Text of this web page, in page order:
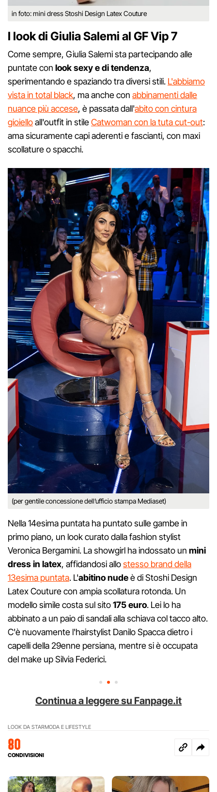
in foto: mini dress Stoshi Design Latex Couture
I look di Giulia Salemi al GF Vip 7
Come sempre, Giulia Salemi sta partecipando alle
puntate con look sexy e di tendenza,
sperimentando e spaziando tra diversi stili. L'abbiamo
vista in total black, ma anche con abbinamenti dalle
nuance più accese, è passata dall'abito con cintura
gioielloall'outfit in stileCatwoman con la tuta cut-out:
ama sicuramente capi aderenti e fascianti, con maxi
scollature o spacchi.
(per gentile concessione dell’ufficio stampa Mediaset)
Nella 14esima puntata ha puntato sulle gambe in
primo piano, un look curato dalla fashion stylist
Veronica Bergamini. La showgirl ha indossato un mini
dress in latex, affidandosi allostesso brand della
13esima puntata. L'abitino nudeè di Stoshi Design
Latex Couture con ampia scollatura rotonda. Un
modello simile costa sul sito175 euro. Lei lo ha
abbinato a un paio di sandali alla schiava col tacco alto.
C'è nuovamente l'hairstylist Danilo Spacca dietro i
capelli della 29enne persiana, mentre si è occupata
del make up Silvia Federici.
Continua a leggere su Fanpage.it
LOOK DA STARMODA E LIFESTYLE
80
CONDIVISIONI